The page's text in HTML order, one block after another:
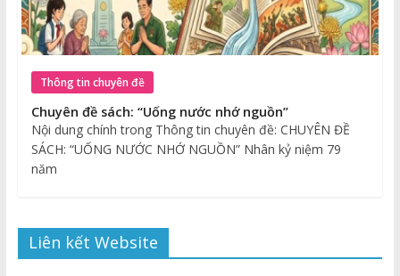
Thông tin chuyên đề
Chuyên đề sách: “Uống nước nhớ nguồn”
Nội dung chính trong Thông tin chuyên đề: CHUYÊN ĐỀ
SÁCH: “UỐNG NƯỚC NHỚ NGUỒN” Nhân kỷ niệm 79
năm
Liên kết Website